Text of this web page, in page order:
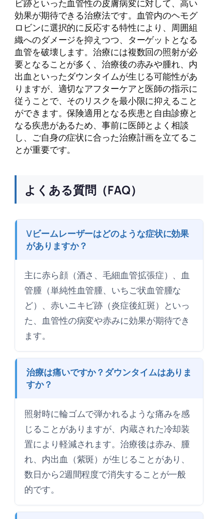
ビ跡といった血管性の皮膚病変に対して、高い
効果が期待できる治療法です。血管内のヘモグ
ロビンに選択的に反応する特性により、周囲組
織へのダメージを抑えつつ、ターゲットとなる
血管を破壊します。治療には複数回の照射が必
要となることが多く、治療後の赤みや腫れ、内
出血といったダウンタイムが生じる可能性があ
りますが、適切なアフターケアと医師の指示に
従うことで、そのリスクを最小限に抑えること
ができます。保険適用となる疾患と自由診療と
なる疾患があるため、事前に医師とよく相談
し、ご自身の症状に合った治療計画を立てるこ
とが重要です。
よくある質問（FAQ）
Vビームレーザーはどのような症状に効果
がありますか？
主に赤ら顔（酒さ、毛細血管拡張症）、血
管腫（単純性血管腫、いちご状血管腫な
ど）、赤いニキビ跡（炎症後紅斑）といっ
た、血管性の病変や赤みに効果が期待でき
ます。
治療は痛いですか？ダウンタイムはありま
すか？
照射時に輪ゴムで弾かれるような痛みを感
じることがありますが、内蔵された冷却装
置により軽減されます。治療後は赤み、腫
れ、内出血（紫斑）が生じることがあり、
数日から2週間程度で消失することが一般
的です。